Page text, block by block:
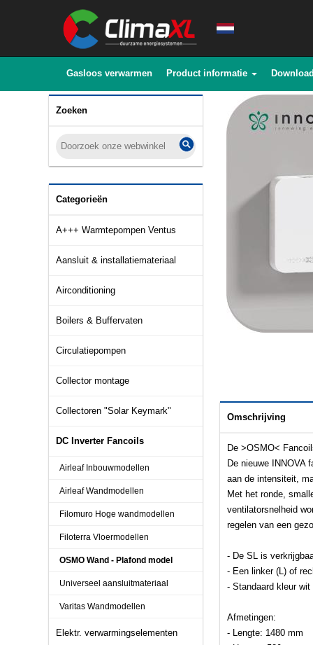
Gasloos verwarmen Product informatie
Zoeken
Categorieën
A+++ Warmtepompen Ventus
Aansluit & installatiemateriaal
Airconditioning
Boilers & Buffervaten
Circulatiepompen
Collector montage
Collectoren "Solar Keymark"
DC Inverter Fancoils
Airleaf Inbouwmodellen
Airleaf Wandmodellen
Filomuro Hoge wandmodellen
Filoterra Vloermodellen
OSMO Wand - Plafond model
Universeel aansluitmateriaal
Varitas Wandmodellen
Elektr. verwarmingselementen
Omschrijving
De >OSMO<
De nieuwe INNOVA
aan de intensiteit,
Met het ronde,
ventilatorsnelheid
regelen van een
- De SL is
- Een linker (L) of
- Standaard kleur wit
Afmetingen:
- Lengte: 1480 mm